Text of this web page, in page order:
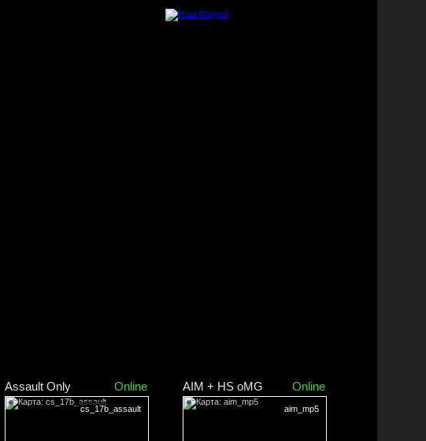
Assault Only Online
cs_17b_assault
AIM + HS oMG Online
aim_mp5